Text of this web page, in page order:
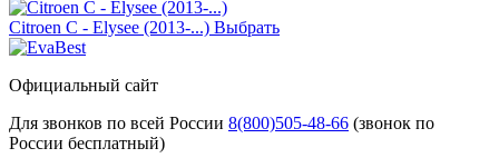
Citroen С - Elysee (2013-...) Выбрать
Официальный сайт
Для звонков по всей России 8(800)505-48-66 (звонок по
России бесплатный)